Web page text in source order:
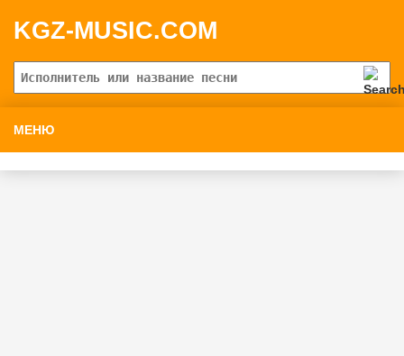
KGZ-MUSIC.COM
МЕНЮ